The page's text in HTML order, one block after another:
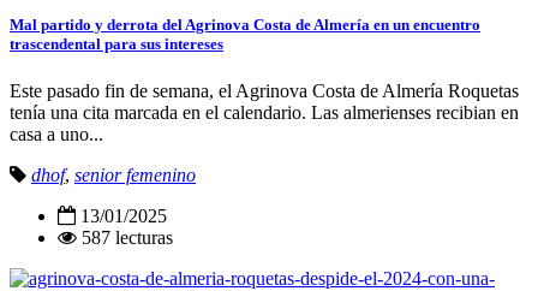
Mal partido y derrota del Agrinova Costa de Almería en un encuentro
trascendental para sus intereses
Este pasado fin de semana, el Agrinova Costa de Almería Roquetas
tenía una cita marcada en el calendario. Las almerienses recibian en
casa a uno...
dhof, senior femenino
13/01/2025
587 lecturas